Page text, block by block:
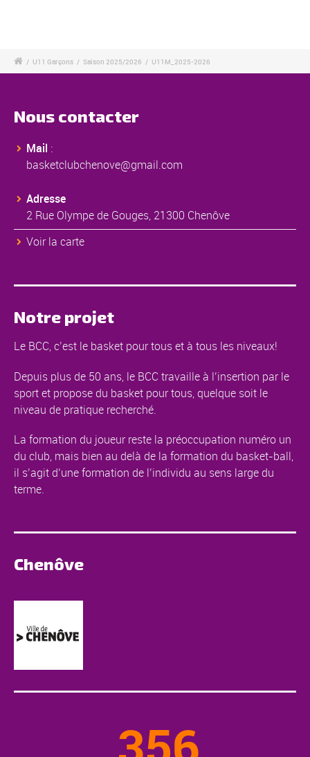
/ U11 Garçons / Saison 2025/2026 / U11M_2025-2026
Nous contacter
Mail :
basketclubchenove@gmail.com
Adresse
2 Rue Olympe de Gouges, 21300 Chenôve
Voir la carte
Notre projet
Le BCC, c’est le basket pour tous et à tous les niveaux!
Depuis plus de 50 ans, le BCC travaille à l’insertion par le
sport et propose du basket pour tous, quelque soit le
niveau de pratique recherché.
La formation du joueur reste la préoccupation numéro un
du club, mais bien au delà de la formation du basket-ball,
il s’agit d’une formation de l’individu au sens large du
terme.
Chenôve